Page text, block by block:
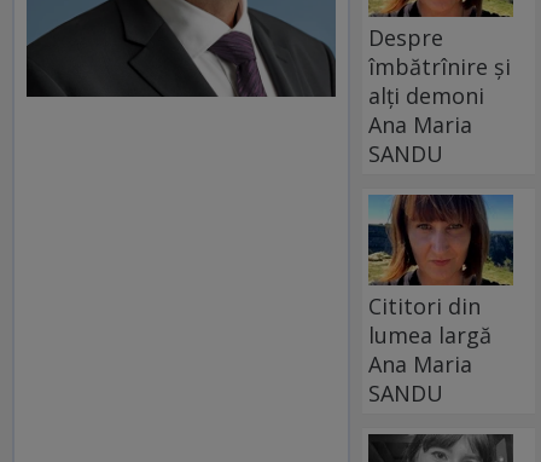
Despre
îmbătrînire și
alți demoni
Ana Maria
SANDU
Cititori din
lumea largă
Ana Maria
SANDU